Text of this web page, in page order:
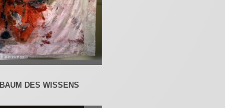
BAUM DES WISSENS